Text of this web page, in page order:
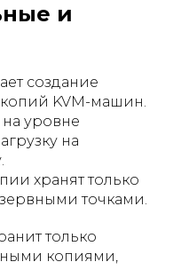
и
создание
KVM-машин.
уровне
на
хранят только
точками.
только
копиями,